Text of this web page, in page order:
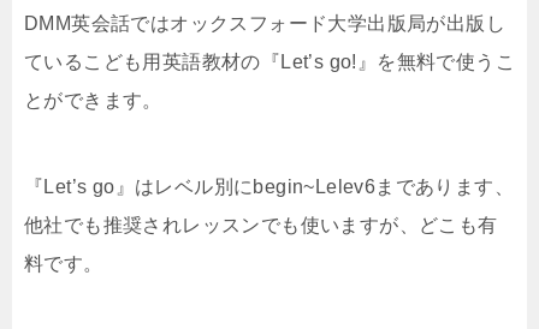
DMM英会話ではオックスフォード大学出版局が出版し
ているこども用英語教材の『Let’s go!』を無料で使うこ
とができます。
『Let’s go』はレベル別にbegin~Lelev6まであります、
他社でも推奨されレッスンでも使いますが、どこも有
料です。